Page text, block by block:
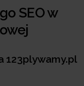
SEO w
123plywamy.pl